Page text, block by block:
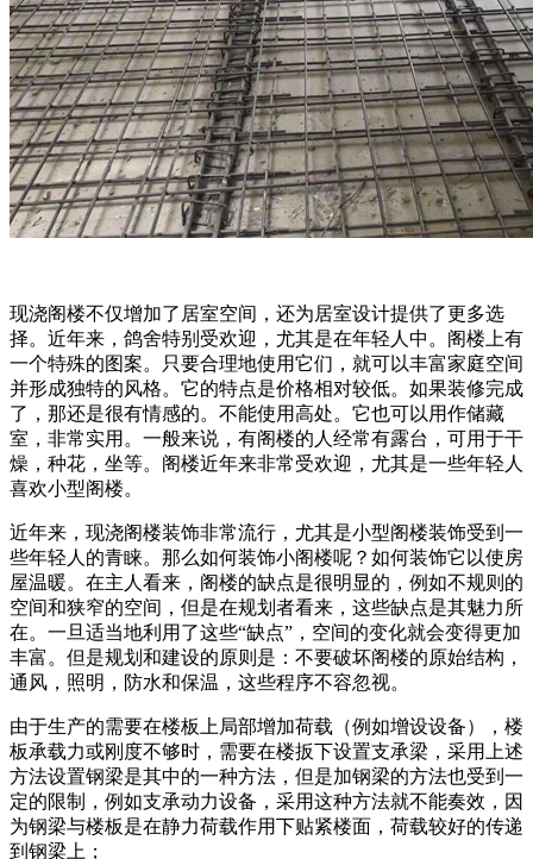
现浇阁楼不仅增加了居室空间，还为居室设计提供了更多选
择。近年来，鸽舍特别受欢迎，尤其是在年轻人中。阁楼上有
一个特殊的图案。只要合理地使用它们，就可以丰富家庭空间
并形成独特的风格。它的特点是价格相对较低。如果装修完成
了，那还是很有情感的。不能使用高处。它也可以用作储藏
室，非常实用。一般来说，有阁楼的人经常有露台，可用于干
燥，种花，坐等。阁楼近年来非常受欢迎，尤其是一些年轻人
喜欢小型阁楼。
近年来，现浇阁楼装饰非常流行，尤其是小型阁楼装饰受到一
些年轻人的青睐。那么如何装饰小阁楼呢？如何装饰它以使房
屋温暖。在主人看来，阁楼的缺点是很明显的，例如不规则的
空间和狭窄的空间，但是在规划者看来，这些缺点是其魅力所
在。一旦适当地利用了这些“缺点”，空间的变化就会变得更加
丰富。但是规划和建设的原则是：不要破坏阁楼的原始结构，
通风，照明，防水和保温，这些程序不容忽视。
由于生产的需要在楼板上局部增加荷载（例如增设设备），楼
板承载力或刚度不够时，需要在楼扳下设置支承梁，采用上述
方法设置钢梁是其中的一种方法，但是加钢梁的方法也受到一
定的限制，例如支承动力设备，采用这种方法就不能奏效，因
为钢梁与楼板是在静力荷载作用下贴紧楼面，荷载较好的传递
到钢梁上；